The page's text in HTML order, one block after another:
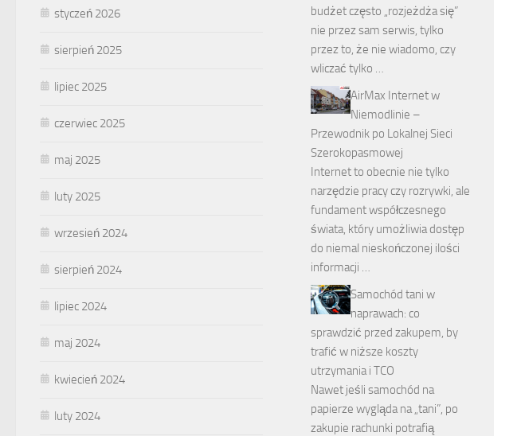
styczeń 2026
sierpień 2025
lipiec 2025
czerwiec 2025
maj 2025
luty 2025
wrzesień 2024
sierpień 2024
lipiec 2024
maj 2024
kwiecień 2024
luty 2024
budżet często „rozjeżdża się”
nie przez sam serwis, tylko
przez to, że nie wiadomo, czy
wliczać tylko …
AirMax Internet w
Niemodlinie –
Przewodnik po Lokalnej Sieci
Szerokopasmowej
Internet to obecnie nie tylko
narzędzie pracy czy rozrywki, ale
fundament współczesnego
świata, który umożliwia dostęp
do niemal nieskończonej ilości
informacji …
Samochód tani w
naprawach: co
sprawdzić przed zakupem, by
trafić w niższe koszty
utrzymania i TCO
Nawet jeśli samochód na
papierze wygląda na „tani”, po
zakupie rachunki potrafią